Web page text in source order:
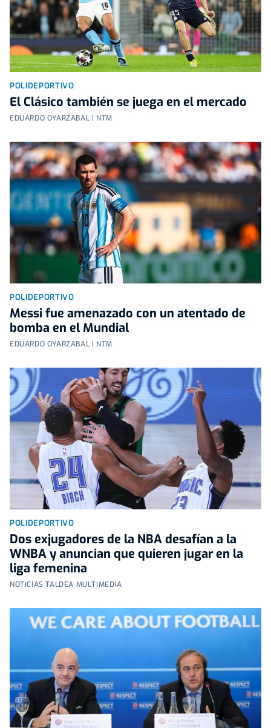
POLIDEPORTIVO
El Clásico también se juega en el mercado
EDUARDO OYARZABAL | NTM
POLIDEPORTIVO
Messi fue amenazado con un atentado de
bomba en el Mundial
EDUARDO OYARZABAL | NTM
POLIDEPORTIVO
Dos exjugadores de la NBA desafían a la
WNBA y anuncian que quieren jugar en la
liga femenina
NOTICIAS TALDEA MULTIMEDIA